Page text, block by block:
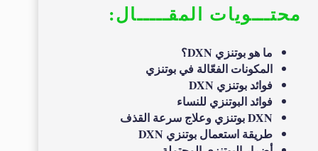
محتـــويات المقـــــال:
ما هو بوتنزي DXN؟
المكونات الفعّالة في بوتنزي
فوائد بوتنزي DXN
فوائد البوتنزي للنساء
DXN بوتنزي وعلاج سرعة القذف
طريقة استعمال بوتنزي DXN